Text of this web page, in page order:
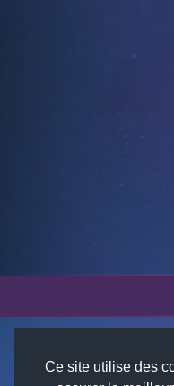
Ce site utilise des